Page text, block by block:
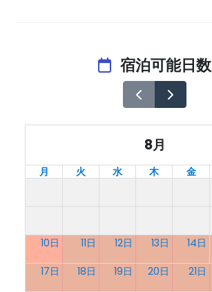
宿泊可能日数
8月
月 火 水 木 金
10日 11日 12日 13日 14日
17日 18日 19日 20日 21日